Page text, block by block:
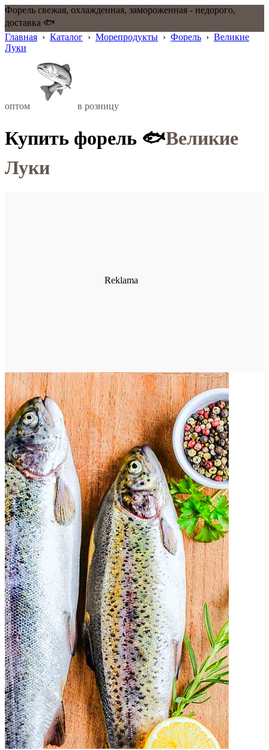
Форель свежая, охлажденная, замороженная - недорого,
доставка 🐟
Главная › Каталог › Морепродукты › Форель › Великие
Луки
оптом в розницу
Купить форель 🐟Великие
Луки